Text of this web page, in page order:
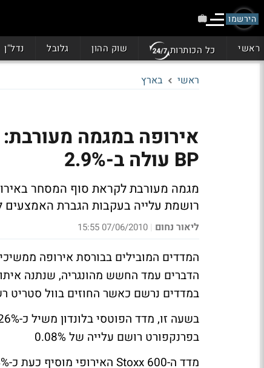
הירשמו
ראשי כל הכותרות שוק ההון גלובל נדל"ן
ראשי בארץ
BP עולה ב-2.9%
רושמת עלייה בעקבות הגברת האמצעים
ליאור נחום |
07/06/2010 15:55
המדדים המובילים בבורסת אירופה
הדברים עמד החשש מהונגריה, שנתנה
במדדים נרשם כאשר החוזים בוול סטריט
בפרנקפורט רושם עלייה של 0.08%